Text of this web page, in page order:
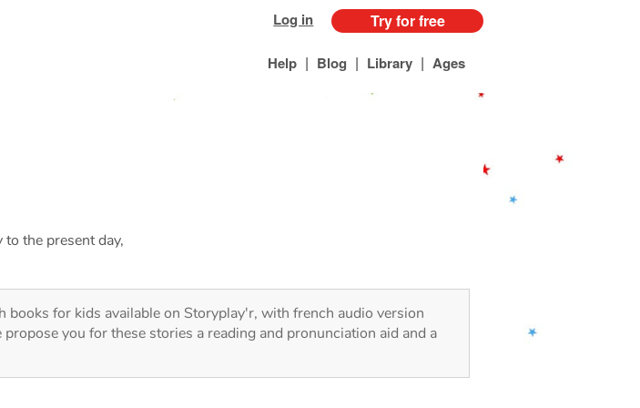
Log in Try for free
Help | Blog | Library | Ages
the present day,
books for kids available on Storyplay'r, with french audio version
you for these stories a reading and pronunciation aid and a